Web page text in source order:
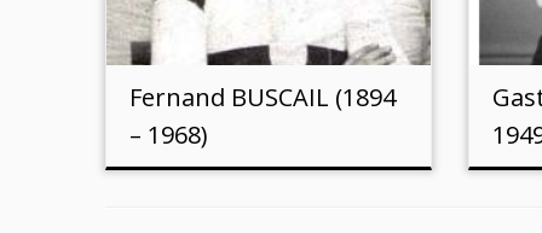
Fernand BUSCAIL (1894
– 1968)